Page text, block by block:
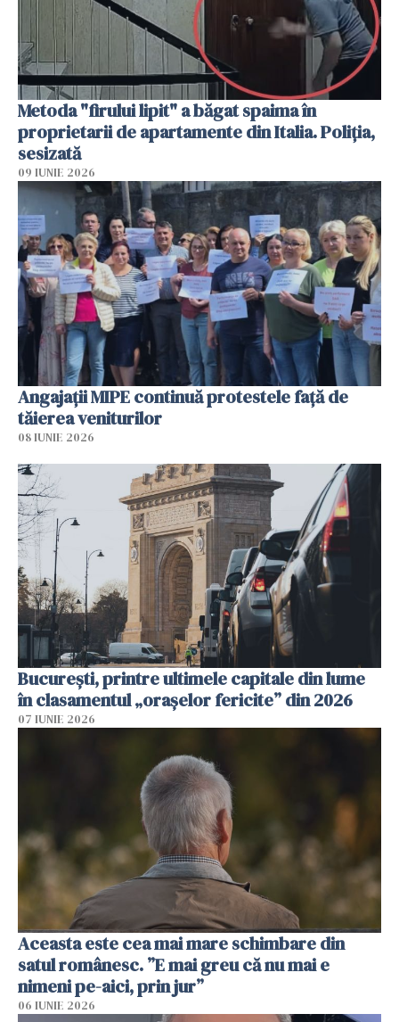
Metoda "firului lipit" a băgat spaima în
proprietarii de apartamente din Italia. Poliția,
sesizată
09 IUNIE 2026
Angajaţii MIPE continuă protestele faţă de
tăierea veniturilor
08 IUNIE 2026
București, printre ultimele capitale din lume
în clasamentul „orașelor fericite” din 2026
07 IUNIE 2026
Aceasta este cea mai mare schimbare din
satul românesc. ”E mai greu că nu mai e
nimeni pe-aici, prin jur”
06 IUNIE 2026